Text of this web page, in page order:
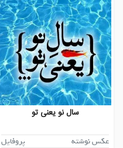
سال نو یعنی تو
عکس نوشته
پروفایل